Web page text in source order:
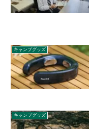
キャンプグッズ
キャンプグッズ